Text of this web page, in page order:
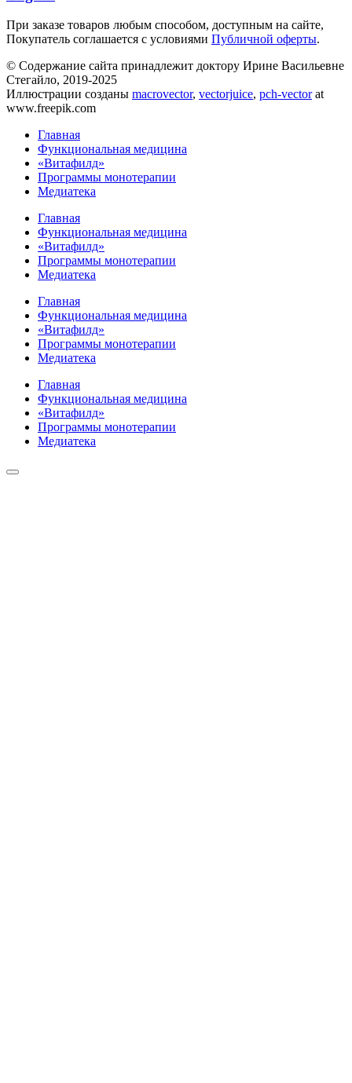
При заказе товаров любым способом, доступным на сайте,
Покупатель соглашается с условиями Публичной оферты.
© Содержание сайта принадлежит доктору Ирине Васильевне
Стегайло, 2019-2025
Иллюстрации созданы macrovector, vectorjuice, pch-vectorat
www.freepik.com
Главная
Функциональная медицина
«Витафилд»
Программы монотерапии
Медиатека
Главная
Функциональная медицина
«Витафилд»
Программы монотерапии
Медиатека
Главная
Функциональная медицина
«Витафилд»
Программы монотерапии
Медиатека
Главная
Функциональная медицина
«Витафилд»
Программы монотерапии
Медиатека